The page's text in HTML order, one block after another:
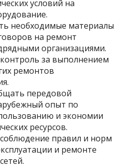
условий на
необходимые материалы
на ремонт
организациями.
за выполнением
ремонтов
передовой
опыт по
и экономии
ресурсов.
правил и норм
и ремонте